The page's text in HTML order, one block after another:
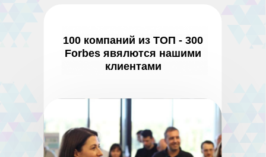
100 компаний из ТОП - 300
Forbes явялются нашими
клиентами